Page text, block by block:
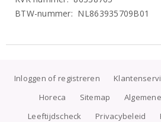
BTW-nummer: NL863935709B01
Inloggen of registreren
Horeca
Sitemap
Leeftijdscheck
Privacybeleid